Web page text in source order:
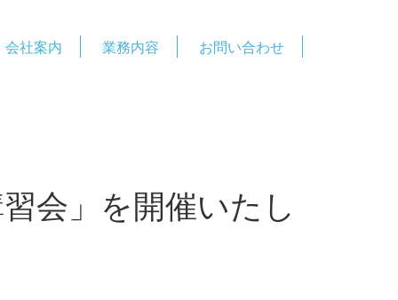
会社案内 業務内容 お問い合わせ
会」を開催いたし